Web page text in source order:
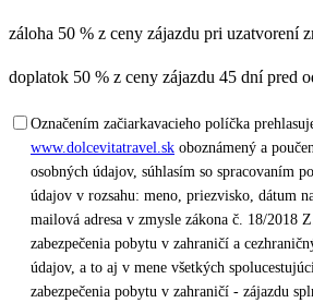
záloha 50 % z ceny zájazdu pri uzatvorení
doplatok 50 % z ceny zájazdu 45 dní pred
Označením začiarkavacieho políčka
www.dolcevitatravel.sk oboznámený a
osobných údajov, súhlasím so spracovaním
údajov v rozsahu: meno, priezvisko, dátum
mailová adresa v zmysle zákona č. 18/2018
zabezpečenia pobytu v zahraničí a
údajov, a to aj v mene všetkých
zabezpečenia pobytu v zahraničí - zájazdu